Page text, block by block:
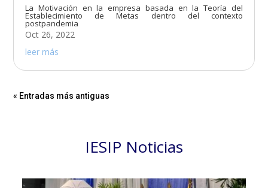
La Motivación en la empresa basada en la Teoría del
Establecimiento de Metas dentro del contexto
postpandemia
Oct 26, 2022
leer más
« Entradas más antiguas
IESIP Noticias